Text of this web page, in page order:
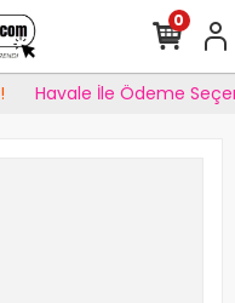
Havale İle Ödeme
0